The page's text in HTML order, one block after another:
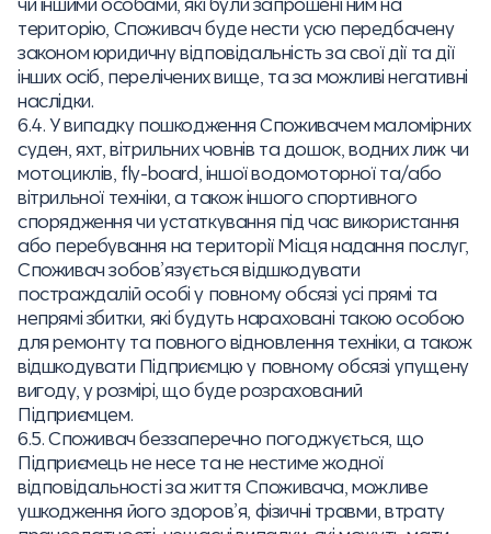
територію, Споживач буде нести усю передбачену
законом юридичну відповідальність за свої дії та дії
інших осіб, перелічених вище, та за можливі негативні
наслідки.
6.4. У випадку пошкодження Споживачем маломірних
суден, яхт, вітрильних човнів та дошок, водних лиж чи
мотоциклів, fly-board, іншої водомоторної та/або
вітрильної техніки, а також іншого спортивного
спорядження чи устаткування під час використання
або перебування на території Місця надання послуг,
Споживач зобов’язується відшкодувати
постраждалій особі у повному обсязі усі прямі та
непрямі збитки, які будуть нараховані такою особою
для ремонту та повного відновлення техніки, а також
відшкодувати Підприємцю у повному обсязі упущену
вигоду, у розмірі, що буде розрахований
Підприємцем.
6.5. Споживач беззаперечно погоджується, що
Підприємець не несе та не нестиме жодної
відповідальності за життя Споживача, можливе
ушкодження його здоров’я, фізичні травми, втрату